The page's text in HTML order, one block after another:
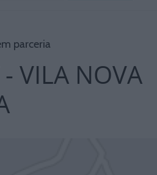
parceria
VILA NOVA